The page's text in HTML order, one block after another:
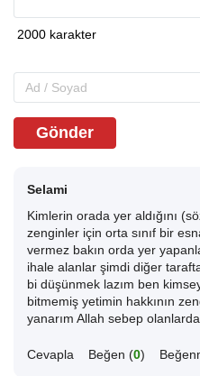
Gönder
Selami
Kimlerin orada yer aldığını
zenginler için orta sınıf bir
vermez bakın orda yer
ihale alanlar şimdi diğer
bi düşünmek lazım ben
bitmemiş yetimin hakkının
yanarım Allah sebep
Cevapla Beğen (0)